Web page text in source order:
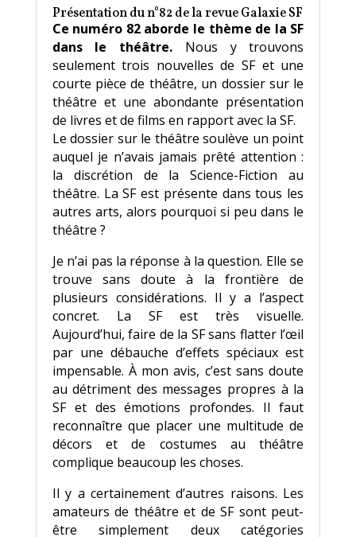
Présentation du n°82 de la revue Galaxie SF
Ce numéro 82 aborde le thème de la SF
dans le théâtre. Nous y trouvons
seulement trois nouvelles de SF et une
courte pièce de théâtre, un dossier sur le
théâtre et une abondante présentation
de livres et de films en rapport avec la SF.
Le dossier sur le théâtre soulève un point
auquel je n’avais jamais prêté attention :
la discrétion de la Science-Fiction au
théâtre. La SF est présente dans tous les
autres arts, alors pourquoi si peu dans le
théâtre ?
Je n’ai pas la réponse à la question. Elle se
trouve sans doute à la frontière de
plusieurs considérations. Il y a l’aspect
concret. La SF est très visuelle.
Aujourd’hui, faire de la SF sans flatter l’œil
par une débauche d’effets spéciaux est
impensable. À mon avis, c’est sans doute
au détriment des messages propres à la
SF et des émotions profondes. Il faut
reconnaître que placer une multitude de
décors et de costumes au théâtre
complique beaucoup les choses.
Il y a certainement d’autres raisons. Les
amateurs de théâtre et de SF sont peut-
être simplement deux catégories